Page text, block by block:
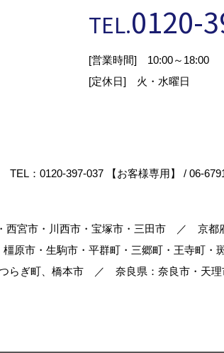
郵送・Eメール等でお知らせ
く第三者に開示することはありません。
TEL.0120-
[営業時間] 10:00～18:00
[定休日] 火・水曜日
TEL： 0120-397-037 【お客様専用】 / 06-
宮市・川西市・宝塚市・三田市 ／ 京
市・生駒市・平群町・三郷町・王寺町・
らぎ町、橋本市 ／ 奈良県：奈良市・天